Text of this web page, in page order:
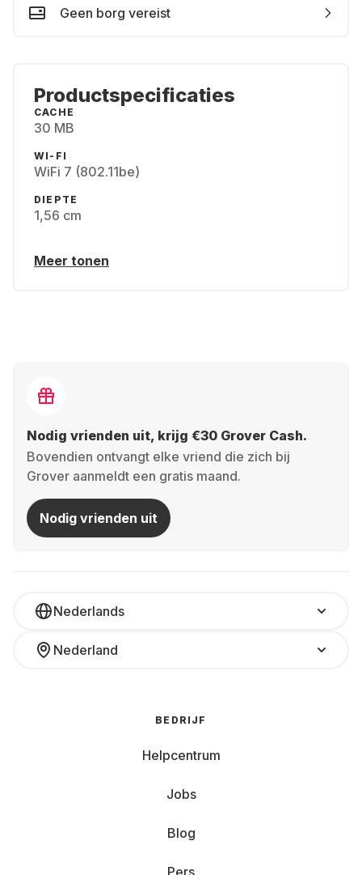
Geen borg vereist
Productspecificaties
CACHE
30 MB
WI-FI
WiFi 7 (802.11be)
DIEPTE
1,56 cm
Meer tonen
Nodig vrienden uit, krijg €30 Grover Cash.
Bovendien ontvangt elke vriend die zich bij
Grover aanmeldt een gratis maand.
Nodig vrienden uit
Nederlands
Nederland
BEDRIJF
Helpcentrum
Jobs
Blog
Pers